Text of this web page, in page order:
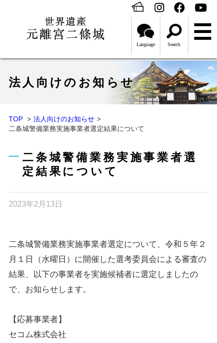
Language Search
法人向けのお知らせ
TOP
法人向けのお知らせ
二条城警備業務実施事業者選定結果について
二条城警備業務実施事業者選
定結果について
2023年2月13日
二条城警備業務実施事業者選定について、令和５年２
月１日（水曜日）に開催した選考委員会による審査の
結果、以下の事業者を実施候補者に選定しましたの
で、お知らせします。
【応募事業者】
セコム株式会社